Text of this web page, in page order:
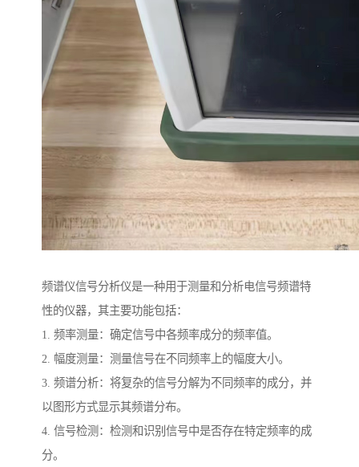
频谱仪信号分析仪是一种用于测量和分析电信号频谱特
性的仪器，其主要功能包括：
1. 频率测量：确定信号中各频率成分的频率值。
2. 幅度测量：测量信号在不同频率上的幅度大小。
3. 频谱分析：将复杂的信号分解为不同频率的成分，并
以图形方式显示其频谱分布。
4. 信号检测：检测和识别信号中是否存在特定频率的成
分。